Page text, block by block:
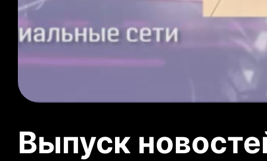
Выпуск